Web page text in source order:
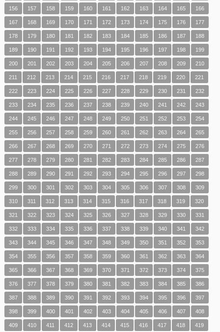
156 157 158 159 160 161 162 163 164 165 166
167 168 169 170 171 172 173 174 175 176 177
178 179 180 181 182 183 184 185 186 187 188
189 190 191 192 193 194 195 196 197 198 199
200 201 202 203 204 205 206 207 208 209 210
211 212 213 214 215 216 217 218 219 220 221
222 223 224 225 226 227 228 229 230 231 232
233 234 235 236 237 238 239 240 241 242 243
244 245 246 247 248 249 250 251 252 253 254
255 256 257 258 259 260 261 262 263 264 265
266 267 268 269 270 271 272 273 274 275 276
277 278 279 280 281 282 283 284 285 286 287
288 289 290 291 292 293 294 295 296 297 298
299 300 301 302 303 304 305 306 307 308 309
310 311 312 313 314 315 316 317 318 319 320
321 322 323 324 325 326 327 328 329 330 331
332 333 334 335 336 337 338 339 340 341 342
343 344 345 346 347 348 349 350 351 352 353
354 355 356 357 358 359 360 361 362 363 364
365 366 367 368 369 370 371 372 373 374 375
376 377 378 379 380 381 382 383 384 385 386
387 388 389 390 391 392 393 394 395 396 397
398 399 400 401 402 403 404 405 406 407 408
409 410 411 412 413 414 415 416 417 418 419